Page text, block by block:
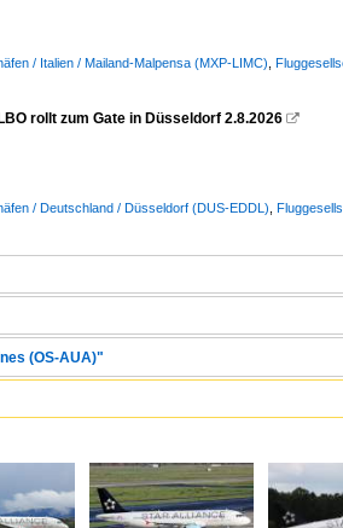
/ Italien / Mailand-Malpensa (MXP-LIMC)
rollt zum Gate in Düsseldorf 2.8.2026 
/ Deutschland / Düsseldorf (DUS-EDDL)
(OS-AUA)"